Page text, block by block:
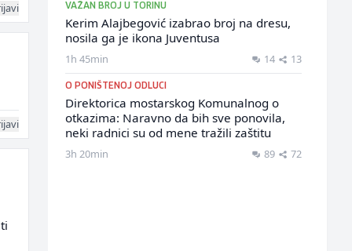
VAŽAN BROJ U TORINU
Kerim Alajbegović izabrao broj na dresu,
nosila ga je ikona Juventusa
1h 45min 14 13
O PONIŠTENOJ ODLUCI
Direktorica mostarskog Komunalnog o
otkazima: Naravno da bih sve ponovila,
neki radnici su od mene tražili zaštitu
3h 20min 89 72